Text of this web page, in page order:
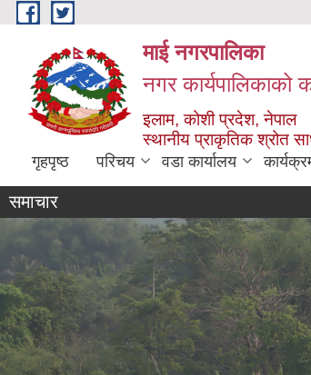
Skip to main content
माई नगरपालिका
नगर कार्यपालिकाको
इलाम, कोशी प्रदेश, नेपाल
स्थानीय प्राकृतिक श्रोत
गृहपृष्ठ परिचय वडा कार्यालय
समाचार